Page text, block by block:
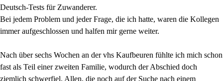
Deutsch-Tests für Zuwanderer.
Bei jedem Problem und jeder Frage, die ich hatte, waren die Kollegen
immer aufgeschlossen und halfen mir gerne weiter.
Nach über sechs Wochen an der vhs Kaufbeuren fühlte ich mich schon
fast als Teil einer zweiten Familie, wodurch der Abschied doch
ziemlich schwerfiel. Allen, die noch auf der Suche nach einem